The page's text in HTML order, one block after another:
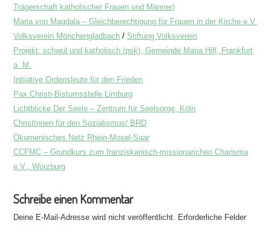
Trägerschaft katholischer Frauen und Männer)
Maria von Magdala – Gleichberechtigung für Frauen in der Kirche e.V.
Volksverein Mönchengladbach / Stiftung Volksverein
Projekt: schwul und katholisch (psk), Gemeinde Maria Hilf, Frankfurt
a. M.
Initiative Ordensleute für den Frieden
Pax Christi-Bistumsstelle Limburg
Lichtblicke Der Seele – Zentrum für Seelsorge, Köln
ChristInnen für den Sozialismus/ BRD
Ökumenisches Netz Rhein-Mosel-Saar
CCFMC – Grundkurs zum franziskanisch-missionarichen Charisma
e.V., Würzburg
Schreibe einen Kommentar
Deine E-Mail-Adresse wird nicht veröffentlicht.
Erforderliche Felder